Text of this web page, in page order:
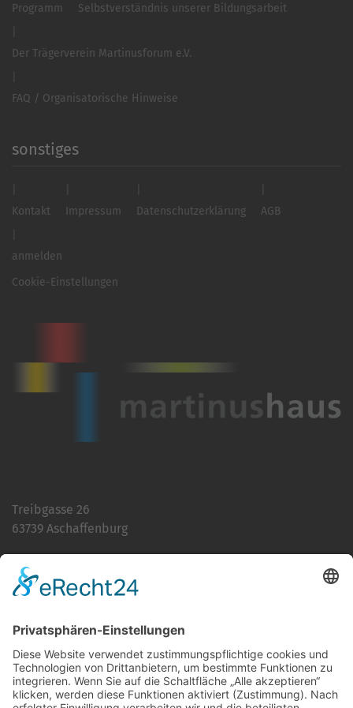
Programm Selbstverständnis unserer Bildungsarbeit
Der Trägerverein Martinusforum e.V.
FAQ / Organisatorische Hinweise
sonstiges
Kontakt Impressum Datenschutzerklärung AGB
anmelden
Cookie-Einstellungen
Treibgasse 26
63739 Aschaffenburg
E-Mailinfo@martinushaus.de
Mo?Fr8.30 ? 12.00 Uhr